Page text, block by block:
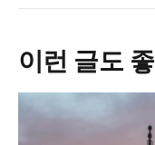
이런 글도